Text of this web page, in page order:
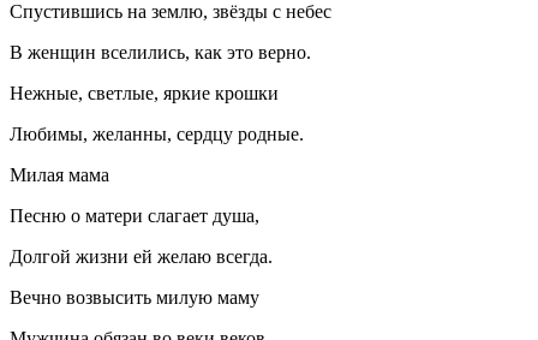
Спустившись на землю, звёзды с небес
В женщин вселились, как это верно.
Нежные, светлые, яркие крошки
Любимы, желанны, сердцу родные.
Милая мама
Песню о матери слагает душа,
Долгой жизни ей желаю всегда.
Вечно возвысить милую маму